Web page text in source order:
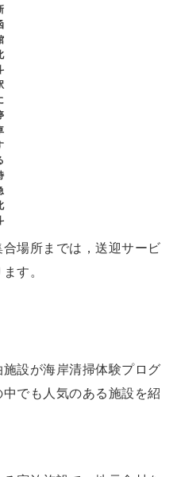
場所までは，送迎サービ
す。
設が海岸清掃体験プログ
でも人気のある施設を紹